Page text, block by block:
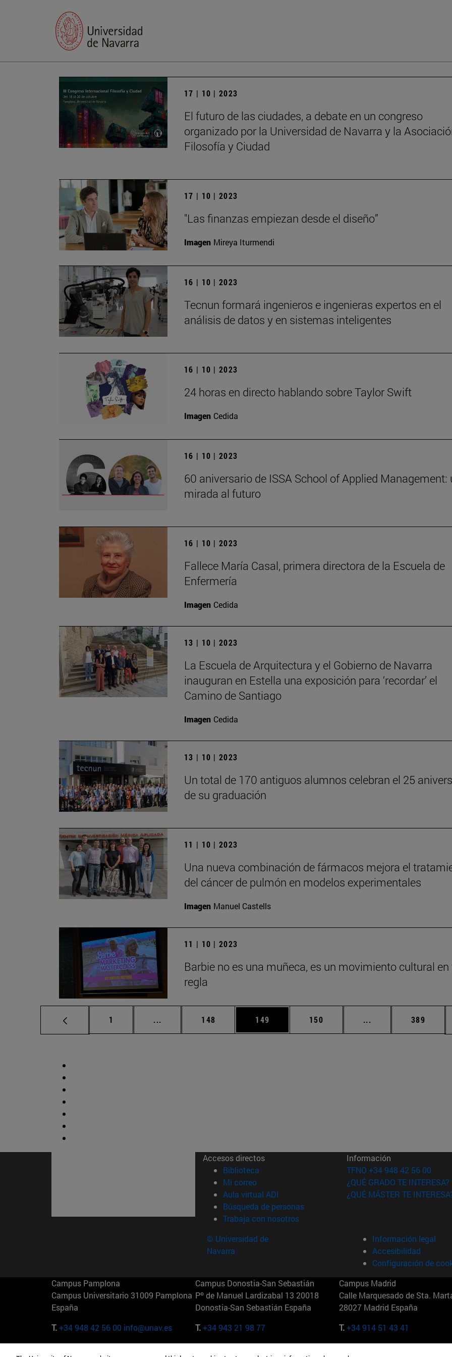
17 | 10 | 2023
El futuro de las ciudades, a debate en un congreso
organizado por la Universidad de Navarra y la
Filosofía y Ciudad
17 | 10 | 2023
"Las finanzas empiezan desde el diseño”
Imagen Mireya Iturmendi
16 | 10 | 2023
Tecnun formará ingenieros e ingenieras expertos en el
análisis de datos y en sistemas inteligentes
16 | 10 | 2023
24 horas en directo hablando sobre Taylor Swift
Imagen Cedida
16 | 10 | 2023
60 aniversario de ISSA School of Applied Management:
mirada al futuro
16 | 10 | 2023
Fallece María Casal, primera directora de la Escuela de
Enfermería
Imagen Cedida
13 | 10 | 2023
La Escuela de Arquitectura y el Gobierno de Navarra
inauguran en Estella una exposición para ‘recordar’ el
Camino de Santiago
Imagen Cedida
13 | 10 | 2023
Un total de 170 antiguos alumnos celebran el 25
de su graduación
11 | 10 | 2023
Una nueva combinación de fármacos mejora el
del cáncer de pulmón en modelos experimentales
Imagen Manuel Castells
11 | 10 | 2023
Barbie no es una muñeca, es un movimiento cultural
regla
Página
1 ... Páginas intermedias Use TAB para desplazarse.
Página
148 Página
149 Página
150 ... Páginas Página
389
Accesos directos
Biblioteca (abre en nueva ventana)
Mi correo(abre en nueva ventana)
Aula virtual ADI (abre en nueva ventana)
Búsqueda de personas(abre en nueva ventana)
Trabaja con nosotros(abre en nueva ventana)
Información
TFNO +34 948 42 56 00
¿QUÉ GRADO TE INTERESA?
¿QUÉ MÁSTER TE
© Universidad de
Navarra
Información legal
Accesibilidad
Configuración de
Campus Pamplona
Campus Universitario 31009 Pamplona
España
T.+34 948 42 56 00 info@unav.es
Campus Donostia-San Sebastián
Pº de Manuel Lardizabal 13 20018
Donostia-San Sebastián España
T.+34 943 21 98 77
Campus Madrid
Calle Marquesado de Sta.
28027 Madrid España
T.+34 914 51 43 41